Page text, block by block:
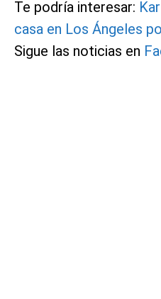
Te podría interesar:
casa en Los Ángeles
Sigue las noticias en